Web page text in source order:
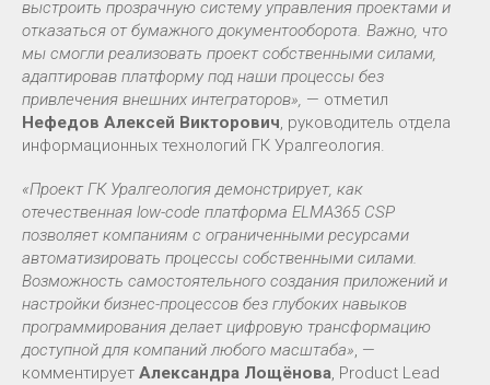
выстроить прозрачную систему управления проектами и
отказаться от бумажного документооборота. Важно, что
мы смогли реализовать проект собственными силами,
адаптировав платформу под наши процессы без
привлечения внешних интеграторов», — отметил
Нефедов Алексей Викторович, руководитель отдела
информационных технологий ГК Уралгеология.
«Проект ГК Уралгеология демонстрирует, как
отечественная low-code платформа ELMA365 CSP
позволяет компаниям с ограниченными ресурсами
автоматизировать процессы собственными силами.
Возможность самостоятельного создания приложений и
настройки бизнес-процессов без глубоких навыков
программирования делает цифровую трансформацию
доступной для компаний любого масштаба», —
комментирует Александра Лощёнова, Product Lead